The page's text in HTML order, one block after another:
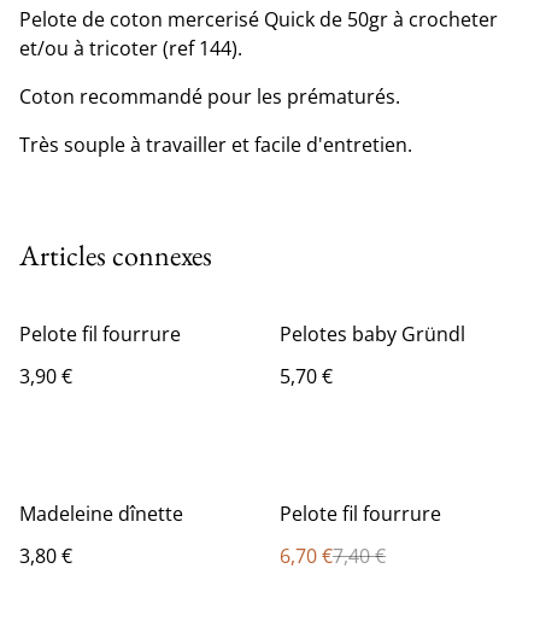
Pelote de coton mercerisé Quick de 50gr à crocheter
et/ou à tricoter (ref 144).
Coton recommandé pour les prématurés.
Très souple à travailler et facile d'entretien.
Articles connexes
Pelote fil fourrure
3,90 €
Pelotes baby Gründl
5,70 €
Madeleine dînette
3,80 €
%
Pelote fil fourrure
6,70 €7,40 €